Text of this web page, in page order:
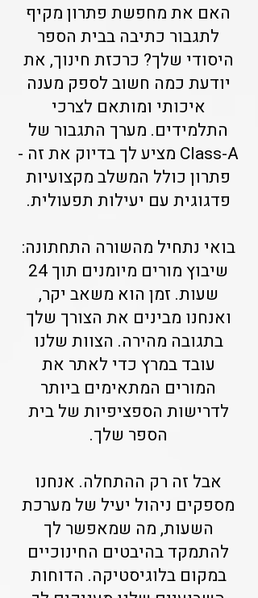
האם את מחפשת פתרון מקיף
לתגבור כתיבה בבית הספר
היסודי שלך? כרכזת חינוך, את
יודעת כמה חשוב לספק מענה
איכותי ומותאם לצרכי
התלמידים. מערך התגבור של
Class-A מציע לך בדיוק את זה -
פתרון כולל המשלב מקצועיות
פדגוגית עם יעילות תפעולית.
בואי נתחיל מהשורה התחתונה:
שיבוץ מורים מיומנים תוך 24
שעות. זמן הוא משאב יקר,
ואנחנו מבינים את הצורך שלך
בתגובה מהירה. הצוות שלנו
עובד במרץ כדי לאתר את
המורים המתאימים ביותר
לדרישות הספציפיות של בית
הספר שלך.
אבל זה רק ההתחלה. אנחנו
מספקים ניהול יעיל של מערכת
השעות, מה שמאפשר לך
להתמקד בהיבטים החינוכיים
במקום בלוגיסטיקה. הדוחות